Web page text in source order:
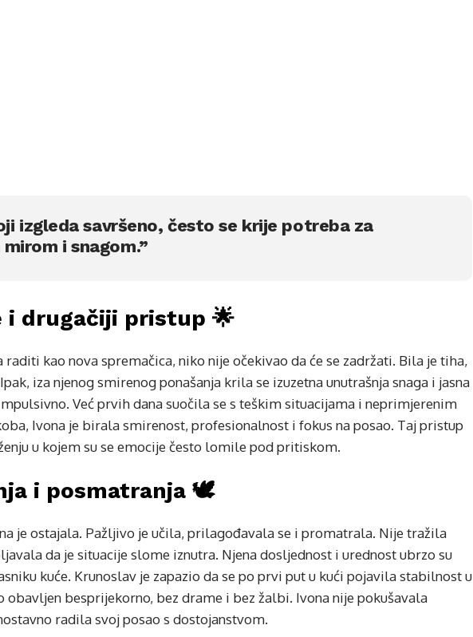
izgleda savršeno, često se krije potreba za
i snagom.”
i drugačiji pristup 🌟
raditi kao nova spremačica, niko nije očekivao da će se zadržati. Bila je tiha,
iza njenog smirenog ponašanja krila se izuzetna unutrašnja snaga i jasna
Već prvih dana suočila se s teškim situacijama i neprimjerenim
Ivona je birala smirenost, profesionalnost i fokus na posao. Taj pristup
u kojem su se emocije često lomile pod pritiskom.
i posmatranja 🕊️
je ostajala. Pažljivo je učila, prilagođavala se i promatrala. Nije tražila
da je situacije slome iznutra. Njena dosljednost i urednost ubrzo su
kuće. Krunoslav je zapazio da se po prvi put u kući pojavila stabilnost u
obavljen besprijekorno, bez drame i bez žalbi. Ivona nije pokušavala
radila svoj posao s dostojanstvom.